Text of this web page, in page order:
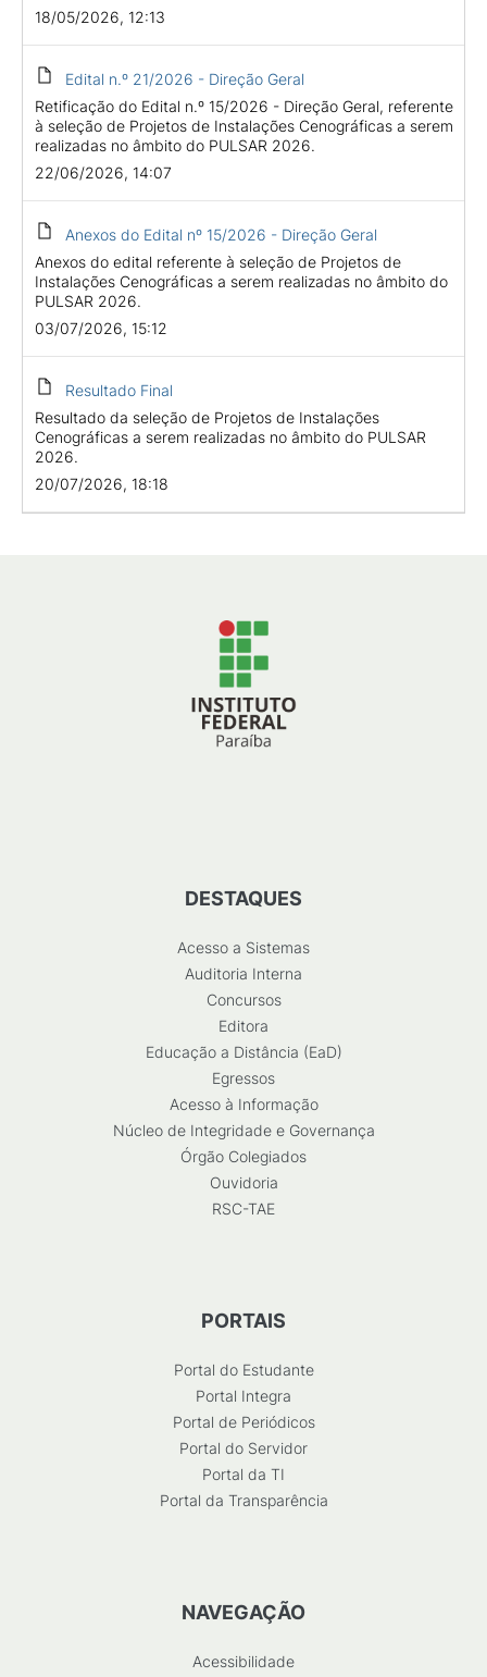
18/05/2026, 12:13
Edital n.º 21/2026 - Direção Geral
Retificação do Edital n.º 15/2026 - Direção Geral, referente
à seleção de Projetos de Instalações Cenográficas a serem
realizadas no âmbito do PULSAR 2026.
22/06/2026, 14:07
Anexos do Edital nº 15/2026 - Direção Geral
Anexos do edital referente à seleção de Projetos de
Instalações Cenográficas a serem realizadas no âmbito do
PULSAR 2026.
03/07/2026, 15:12
Resultado Final
Resultado da seleção de Projetos de Instalações
Cenográficas a serem realizadas no âmbito do PULSAR
2026.
20/07/2026, 18:18
DESTAQUES
Acesso a Sistemas
Auditoria Interna
Concursos
Editora
Educação a Distância (EaD)
Egressos
Acesso à Informação
Núcleo de Integridade e Governança
Órgão Colegiados
Ouvidoria
RSC-TAE
PORTAIS
Portal do Estudante
Portal Integra
Portal de Periódicos
Portal do Servidor
Portal da TI
Portal da Transparência
NAVEGAÇÃO
Acessibilidade